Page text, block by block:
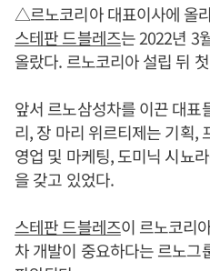
△르노코리아 대표이사에 올
스테판 드블레즈는 2022년 3
올랐다. 르노코리아 설립 뒤
앞서 르노삼성차를 이끈 대
리, 장 마리 위르티제는 기획,
영업 및 마케팅, 도미닉 시뇨
을 갖고 있었다.
스테판 드블레즈이 르노코리
차 개발이 중요하다는 르노